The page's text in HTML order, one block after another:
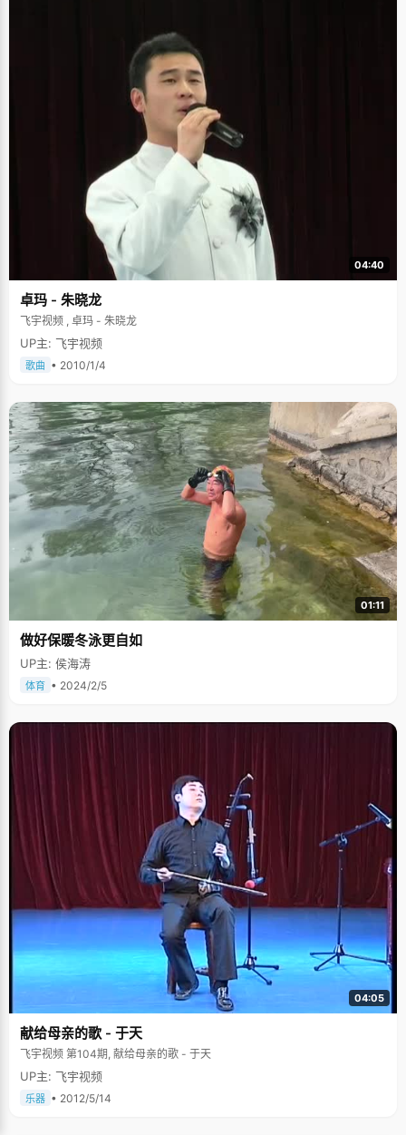
04:40
卓玛 - 朱晓龙
飞宇视频 , 卓玛 - 朱晓龙
UP主: 飞宇视频
歌曲 • 2010/1/4
01:11
做好保暖冬泳更自如
UP主: 侯海涛
体育 • 2024/2/5
04:05
献给母亲的歌 - 于天
飞宇视频 第104期, 献给母亲的歌 - 于天
UP主: 飞宇视频
乐器 • 2012/5/14